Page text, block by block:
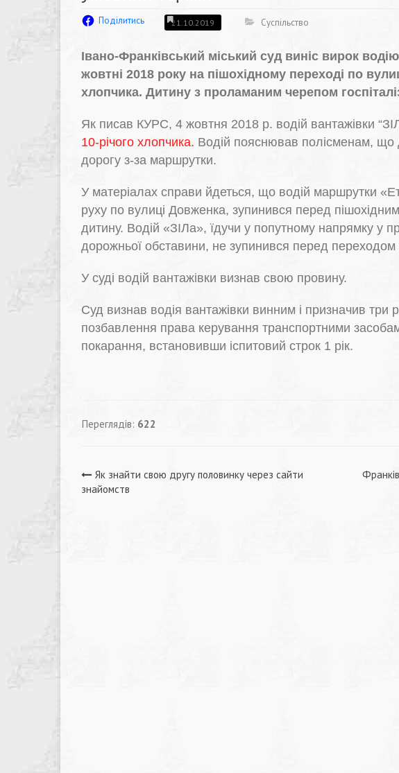
Поділитись 21.10.2019 Суспільство
Івано-Франківський міський суд виніс вирок
жовтні 2018 року на пішохідному переході по
хлопчика. Дитину з проламаним черепом
Як писав КУРС, 4 жовтня 2018 р. водій вантажівки
10-річого хлопчика. Водій пояснював полісменам, що
дорогу з-за маршрутки.
У матеріалах справи йдеться, що водій маршрутки
руху по вулиці Довженка, зупинився перед
дитину. Водій «ЗІЛа», їдучи у попутному напрямку у
дорожньої обставини, не зупинився перед переходом
У суді водій вантажівки визнав свою провину.
Суд визнав водія вантажівки винним і призначив три
позбавлення права керування транспортними
покарання, встановивши іспитовий строк 1 рік.
Переглядів: 622
Навігація
Як знайти свою другу половинку через сайти
знайомств